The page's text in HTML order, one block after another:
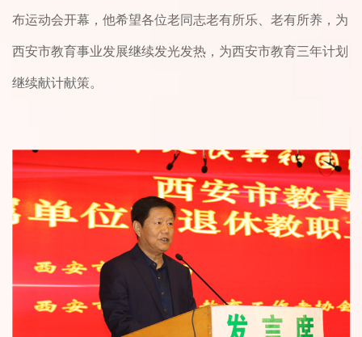
布运动会开幕，他希望各位老同志老有所乐、老有所养，为
西安市教育事业发展继续发光发热，为西安市教育三年计划
继续献计献策。